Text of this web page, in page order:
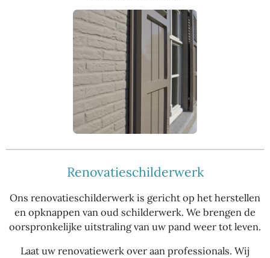
Renovatieschilderwerk
Ons renovatieschilderwerk is gericht op het herstellen
en opknappen van oud schilderwerk. We brengen de
oorspronkelijke uitstraling van uw pand weer tot leven.
Laat uw renovatiewerk over aan professionals. Wij